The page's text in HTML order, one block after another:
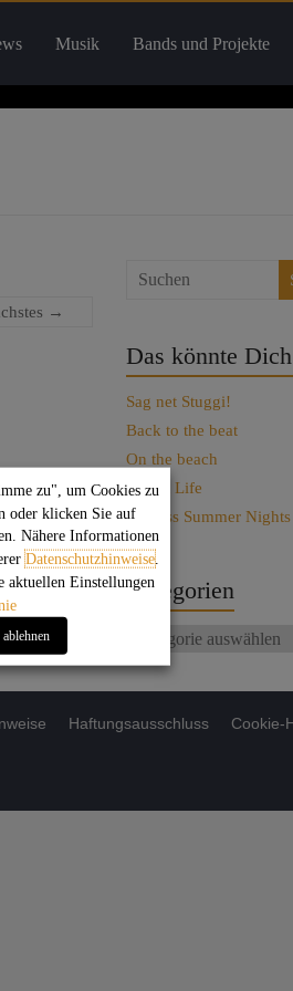
Musik Bands und Projekte
→
Das könnte
Sag net Stuggi!
Back to the beat
On the beach
Jet Set Life
Endless Summer Nights
Kategorien
Haftungsausschluss Cookie-
zu", um Cookies zu
oder klicken Sie auf
Nähere Informationen
Datenschutzhinweise.
aktuellen Einstellungen
ablehnen